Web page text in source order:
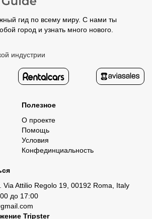
гид по всему миру. С нами ты
город и узнать много нового.
индустрии
Полезное
О проекте
Помощь
Условия
Конфединциальность
Via Attilio Regolo 19, 00192 Roma, Italy
до 17:00
Tripster